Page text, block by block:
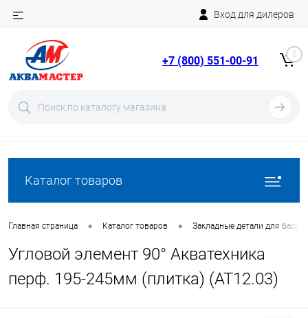
Вход для дилеров
+7 (800) 551-00-91 0
Каталог товаров
Главная страница • Каталог товаров • Закладные детали для
Угловой элемент 90° Акватехника
перф. 195-245мм (плитка) (AT12.03)